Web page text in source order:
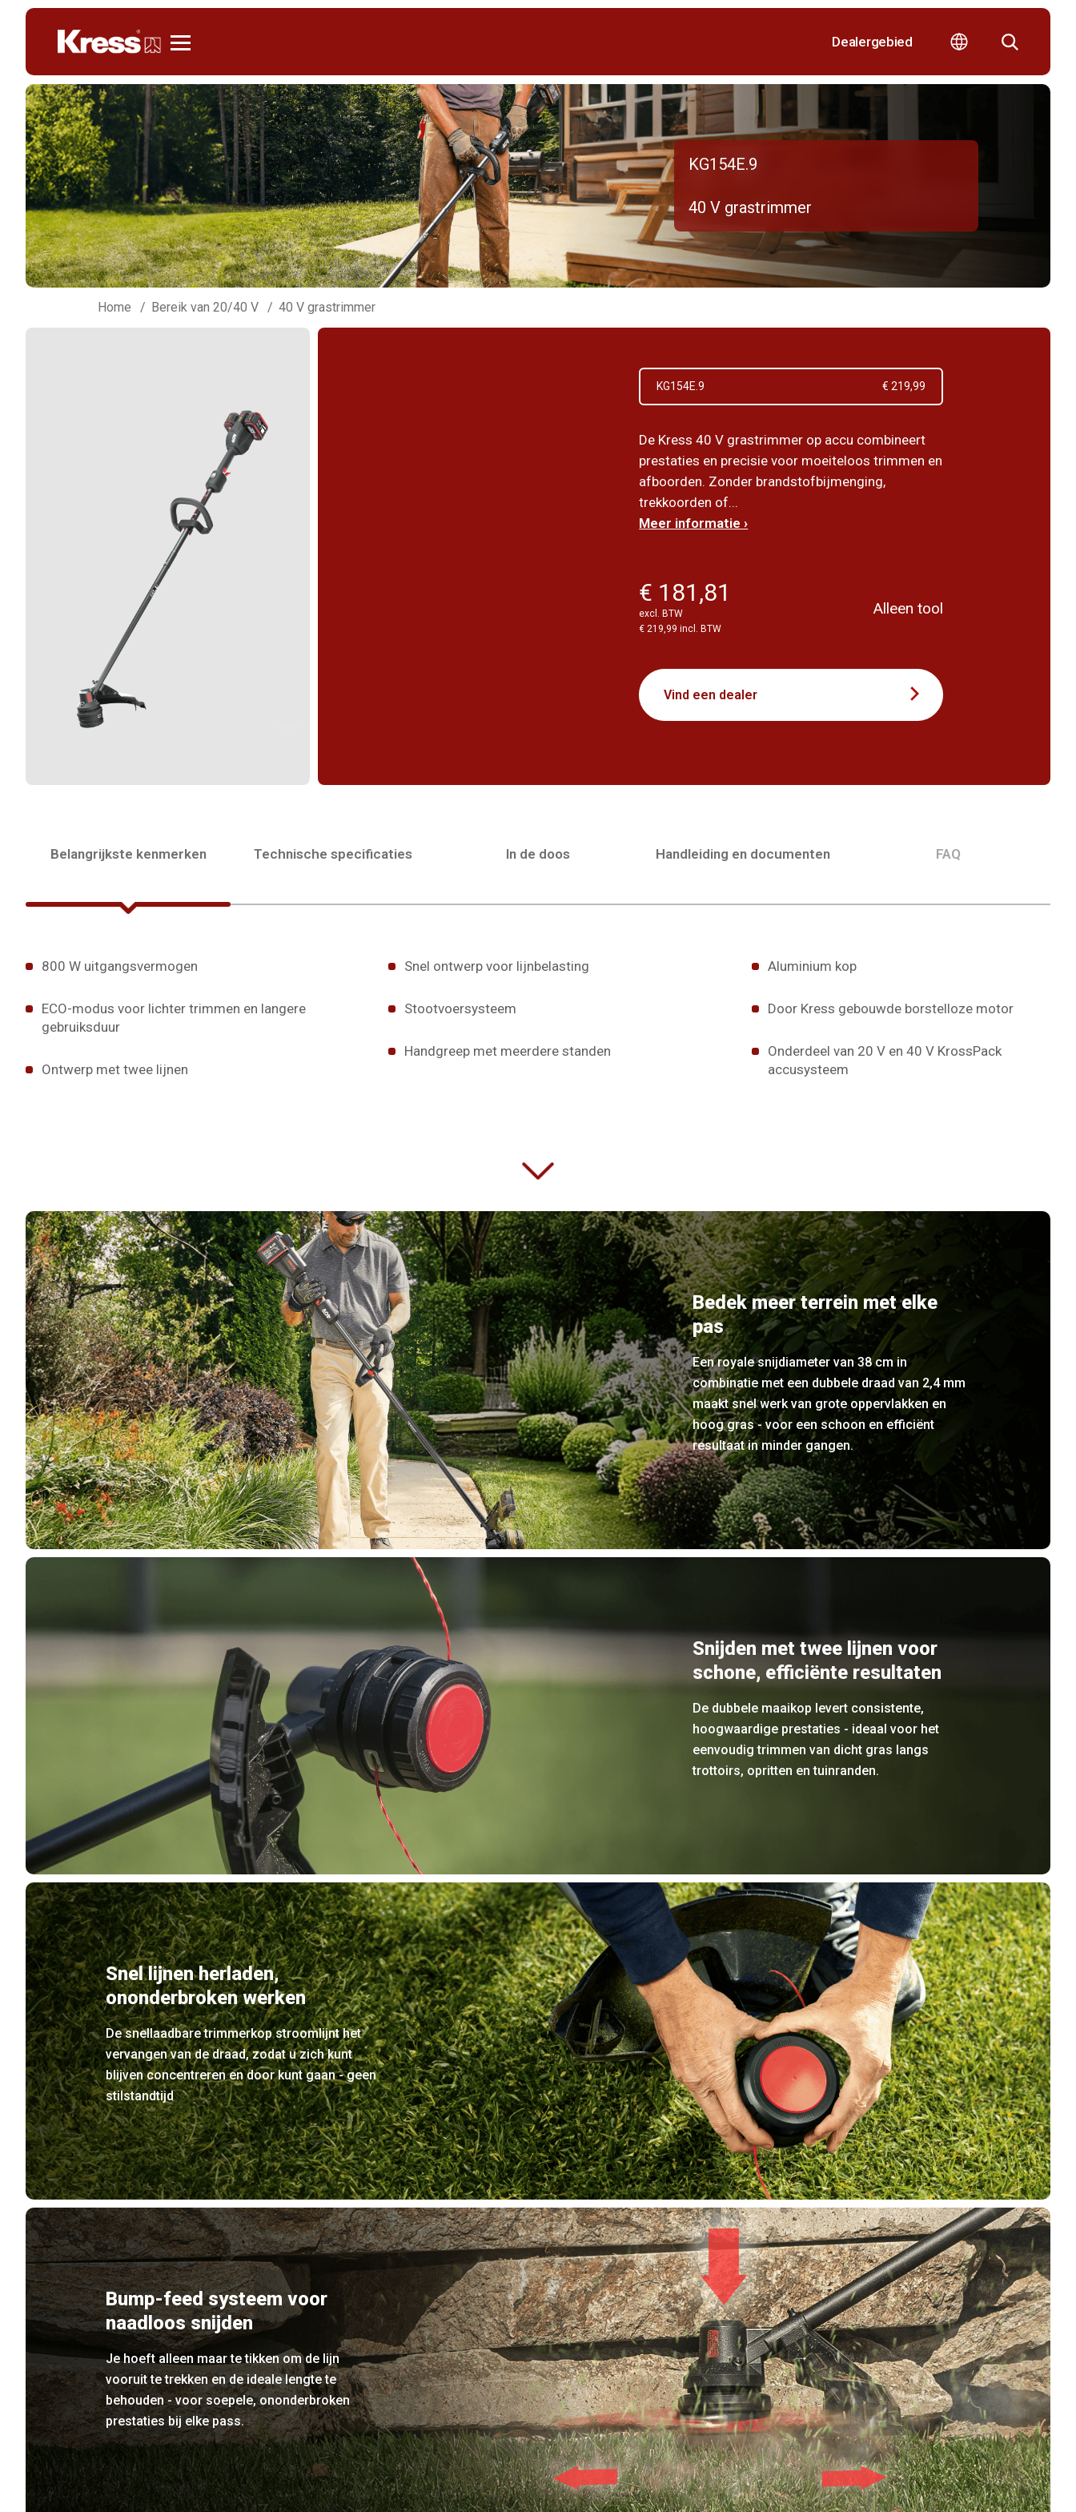
Dealergebied
KG154E.9
40 V grastrimmer
Home Bereik van 20/40 V 40 V grastrimmer
KG154E.9 € 219,99
De Kress 40 V grastrimmer op accu combineert
prestaties en precisie voor moeiteloos trimmen en
afboorden. Zonder brandstofbijmenging,
trekkoorden of...
Meer informatie ›
€ 181,81
excl. BTW
€ 219,99 incl. BTW
Alleen tool
Vind een dealer
Belangrijkste kenmerken Technische specificaties In de doos Handleiding en documenten FAQ
800 W uitgangsvermogen
ECO-modus voor lichter trimmen en langere
gebruiksduur
Ontwerp met twee lijnen
Snel ontwerp voor lijnbelasting
Stootvoersysteem
Handgreep met meerdere standen
Aluminium kop
Door Kress gebouwde borstelloze motor
Onderdeel van 20 V en 40 V KrossPack
accusysteem
Bedek meer terrein met elke
pas
Een royale snijdiameter van 38 cm in
combinatie met een dubbele draad van 2,4 mm
maakt snel werk van grote oppervlakken en
hoog gras - voor een schoon en efficiënt
resultaat in minder gangen.
Snijden met twee lijnen voor
schone, efficiënte resultaten
De dubbele maaikop levert consistente,
hoogwaardige prestaties - ideaal voor het
eenvoudig trimmen van dicht gras langs
trottoirs, opritten en tuinranden.
Snel lijnen herladen,
ononderbroken werken
De snellaadbare trimmerkop stroomlijnt het
vervangen van de draad, zodat u zich kunt
blijven concentreren en door kunt gaan - geen
stilstandtijd
Bump-feed systeem voor
naadloos snijden
Je hoeft alleen maar te tikken om de lijn
vooruit te trekken en de ideale lengte te
behouden - voor soepele, ononderbroken
prestaties bij elke pass.